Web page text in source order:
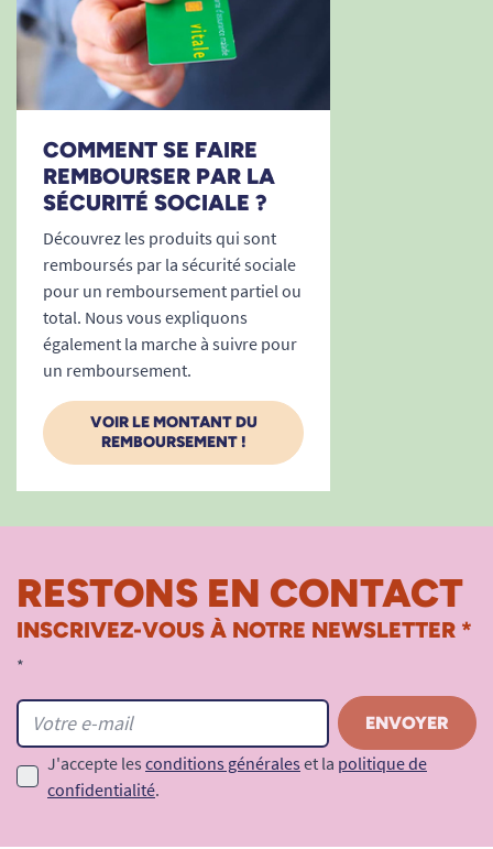
COMMENT SE FAIRE
REMBOURSER PAR LA
SÉCURITÉ SOCIALE ?
Découvrez les produits qui sont
remboursés par la sécurité sociale
pour un remboursement partiel ou
total. Nous vous expliquons
également la marche à suivre pour
un remboursement.
VOIR LE MONTANT DU
REMBOURSEMENT !
RESTONS EN CONTACT
INSCRIVEZ-VOUS À NOTRE NEWSLETTER *
*
J'accepte les conditions générales et la politique de
confidentialité.